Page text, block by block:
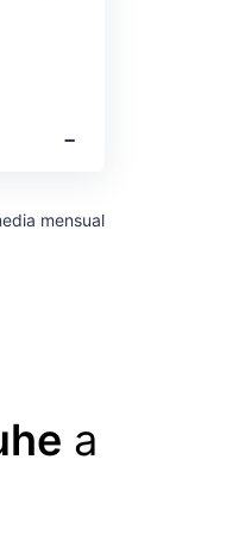
‐
mensual
a